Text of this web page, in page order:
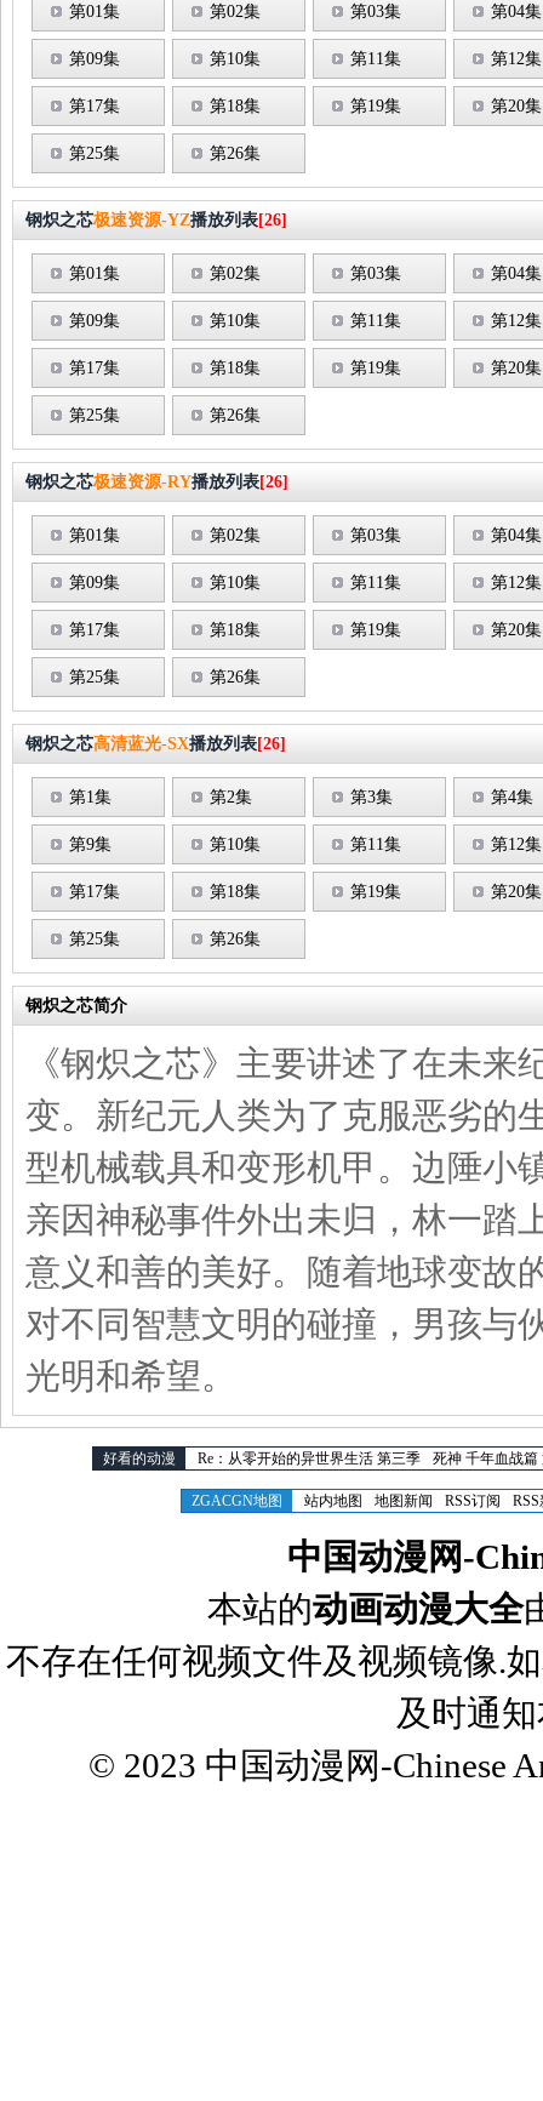
第01集 第02集 第03集 第04集
第09集 第10集 第11集 第12集
第17集 第18集 第19集 第20集
第25集 第26集
钢炽之芯极速资源-YZ播放列表[26]
第01集 第02集 第03集 第04集
第09集 第10集 第11集 第12集
第17集 第18集 第19集 第20集
第25集 第26集
钢炽之芯极速资源-RY播放列表[26]
第01集 第02集 第03集 第04集
第09集 第10集 第11集 第12集
第17集 第18集 第19集 第20集
第25集 第26集
钢炽之芯高清蓝光-SX播放列表[26]
第1集 第2集 第3集 第4集
第9集 第10集 第11集 第12集
第17集 第18集 第19集 第20集
第25集 第26集
钢炽之芯简介
《钢炽之芯》主要讲述了在未
变。新纪元人类为了克服恶劣的
型机械载具和变形机甲。边陲小
亲因神秘事件外出未归，林一踏
意义和善的美好。随着地球变故
对不同智慧文明的碰撞，男孩与
光明和希望。
好看的动漫 Re：从零开始的异世界生活 第三季 死神 千年血战篇
ZGACGN地图 站内地图 地图新闻 RSS订阅
中国动漫网-
本站的动画动漫大全
不存在任何视频文件及视频镜像.
及时通
© 2023 中国动漫网-Chinese